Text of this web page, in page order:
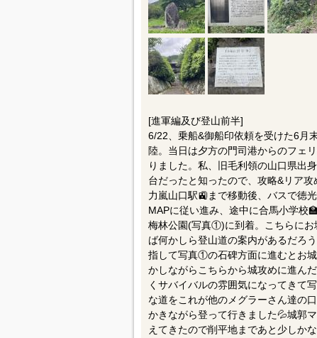
[進軍編及び登山前半]
6/22、乗船&御船印依頼を受けた6月
陸。当日は夕方の門司港からのフェ
りました。私、旧毛利領の山口県出
台だったと知ったので、攻略&リア
力嵐山口駅🚉まで移動後、バスで徳
MAPに従い進み、途中に合馬小学校
梅林公園(写真①)に到着。こちらに
ば何かしら登山道の案内があるだろ
指して写真①の石碑方面に進むとお
かしながらこちらから城攻めに進ん
くサバイバルの雰囲気になってきて
な道をこれが他のメグラーさん達の
かきながら登って行きました💦城郭
えてきたので削平地まであと少しか